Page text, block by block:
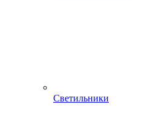
Светильники